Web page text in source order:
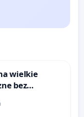
wielkie
bez